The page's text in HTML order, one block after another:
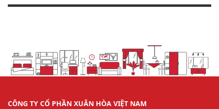
CÔNG TY CỔ PHẦN XUÂN HÒA VIỆT NAM